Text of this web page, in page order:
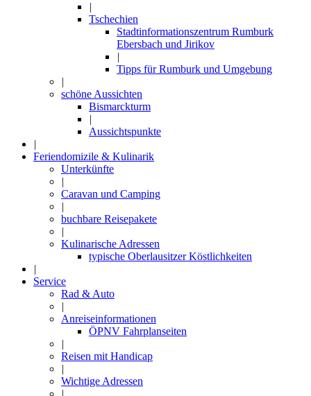
|
Tschechien
Stadtinformationszentrum Rumburk
Ebersbach und Jirikov
|
Tipps für Rumburk und Umgebung
|
schöne Aussichten
Bismarckturm
|
Aussichtspunkte
|
Feriendomizile & Kulinarik
Unterkünfte
|
Caravan und Camping
|
buchbare Reisepakete
|
Kulinarische Adressen
typische Oberlausitzer Köstlichkeiten
|
Service
Rad & Auto
|
Anreiseinformationen
ÖPNV Fahrplanseiten
|
Reisen mit Handicap
|
Wichtige Adressen
|